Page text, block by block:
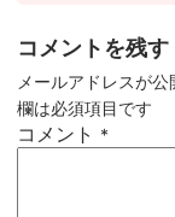
コメントを残す
メールアドレスが公
欄は必須項目です
コメント *